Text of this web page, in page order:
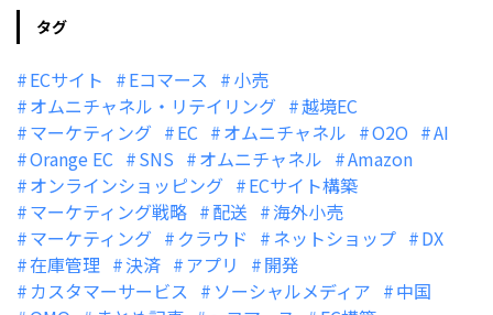
タグ
ECサイト Eコマース
小売
オムニチャネル・リテイリング
越境EC
マーケティング
EC オムニチャネル O2O
AI
Orange EC
SNS オムニチャネル
Amazon
オンラインショッピング
ECサイト構築
マーケティング戦略
配送
海外小売
マーケティング
クラウド ネットショップ
DX
在庫管理
決済 アプリ
開発
カスタマーサービス
ソーシャルメディア
中国